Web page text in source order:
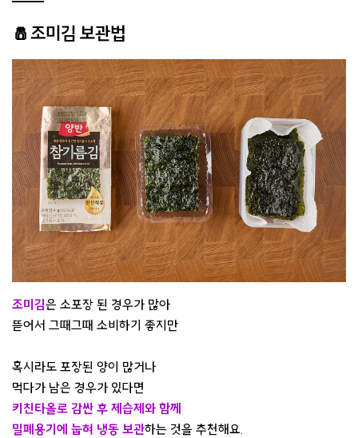
🧂조미김 보관법
조미김은 소포장 된 경우가 많아
뜯어서 그때그때 소비하기 좋지만
혹시라도 포장된 양이 많거나
먹다가 남은 경우가 있다면
키친타올로 감싼 후 제습제와 함께
밀폐용기에 눕혀 냉동 보관하는 것을 추천해요.